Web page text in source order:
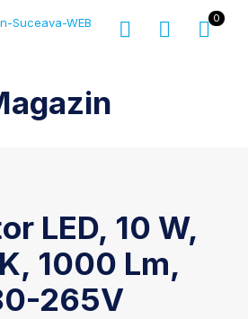
0
LED, 10 W,
1000 Lm,
265V